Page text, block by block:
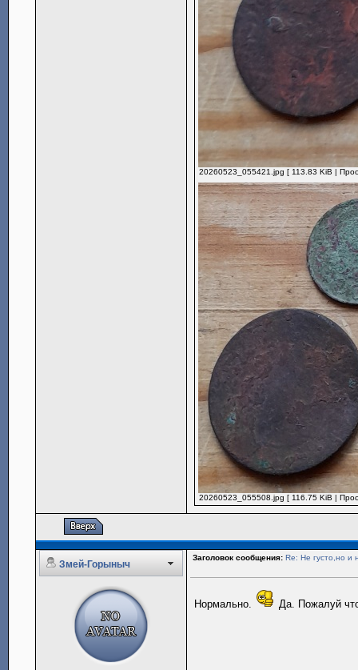
20260523_055421.jpg [ 113.83 KiB |
20260523_055508.jpg [ 116.75 KiB |
Змей-Горыныч
Заголовок сообщения: Re: Не густо,но и
Нормально. Да. Пожалуй